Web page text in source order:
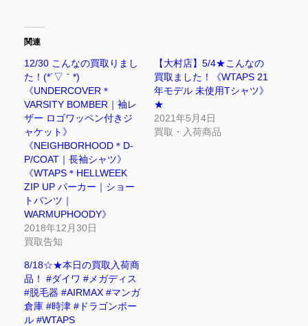
関連
12/30 こんなの買取りまし
た！(*´▽｀*)
《UNDERCOVER＊
VARSITY BOMBER｜袖レ
ザー ロゴワッペン付きジ
ャケット》
《NEIGHBORHOOD＊D-
P/COAT｜長袖シャツ》
《WTAPS＊HELLWEEK
ZIP UP パーカー｜ショー
トパンツ｜
WARMUPHOODY》
2018年12月30日
買取告知
【大村店】5/4★こんなの
買取ました！《WTAPS 21
年モデル 未使用Tシャツ》
★
2021年5月4日
買取・入荷商品
8/18☆★本日の買取入荷商
品！ #ダイワ #メガディス
#脱毛器 #AIRMAX #マンガ
倉庫 #時津 #ドラゴンボー
ル #WTAPS